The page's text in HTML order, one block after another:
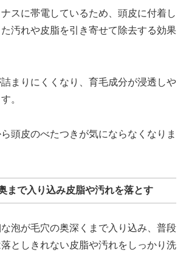
スに帯電しているため、頭皮に付着し
汚れや皮脂を引き寄せて除去する効果
まりにくくなり、育毛成分が浸透しや
。
頭皮のべたつきが気にならなくなりま
まで入り込み皮脂や汚れを落とす
泡が毛穴の奥深くまで入り込み、普段
としきれない皮脂や汚れをしっかり洗